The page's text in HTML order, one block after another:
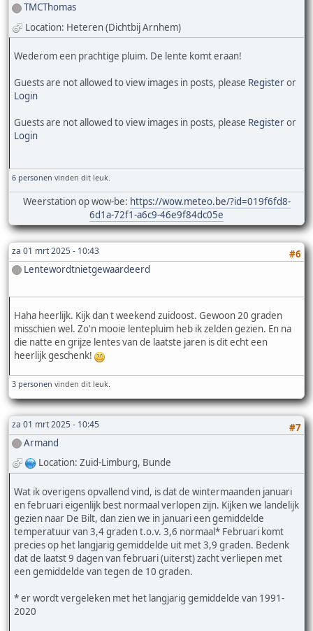
TMCThomas
Location: Heteren (Dichtbij Arnhem)
Wederom een prachtige pluim. De lente komt eraan!
Guests are not allowed to view images in posts, please Registeror
Login
Guests are not allowed to view images in posts, please Registeror
Login
6 personen vinden dit leuk.
Weerstation op wow-be: https://wow.meteo.be/?id=019f6fd8-
6d1a-72f1-a6c9-46e9f84dc05e
za 01 mrt 2025 - 10:43
#6
Lentewordtnietgewaardeerd
Haha heerlijk. Kijk dan t weekend zuidoost. Gewoon 20 graden
misschien wel. Zo'n mooie lentepluim heb ik zelden gezien. En na
die natte en grijze lentes van de laatste jaren is dit echt een
heerlijk geschenk!
3 personen vinden dit leuk.
za 01 mrt 2025 - 10:45
#7
Armand
Location: Zuid-Limburg, Bunde
Wat ik overigens opvallend vind, is dat de wintermaanden januari
en februari eigenlijk best normaal verlopen zijn. Kijken we landelijk
gezien naar De Bilt, dan zien we in januari een gemiddelde
temperatuur van 3,4 graden t.o.v. 3,6 normaal* Februari komt
precies op het langjarig gemiddelde uit met 3,9 graden. Bedenk
dat de laatst 9 dagen van februari (uiterst) zacht verliepen met
een gemiddelde van tegen de 10 graden.
* er wordt vergeleken met het langjarig gemiddelde van 1991-
2020